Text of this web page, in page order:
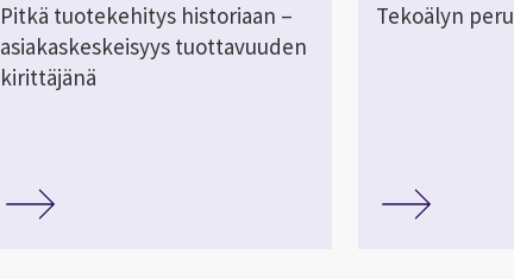
Pitkä tuotekehitys historiaan –
asiakaskeskeisyys tuottavuuden
kirittäjänä
Tekoälyn